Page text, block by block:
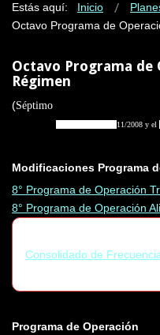
Estás aquí: Inicio
Octavo Programa de
Octavo Programa de
Régimen
(Séptimo
11/2008 y el
Modificaciones Programa
8° Programa de Operación
8° Programa de Operación
Consolidado de
Programa de Operación